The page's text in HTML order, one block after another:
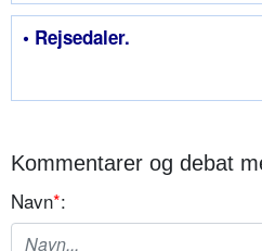
• Rejsedaler.
Kommentarer og debat
Navn*: